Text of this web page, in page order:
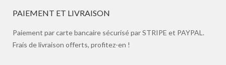
PAIEMENT ET LIVRAISON
Paiement par carte bancaire sécurisé par STRIPE et PAYPAL.
Frais de livraison offerts, profitez-en !